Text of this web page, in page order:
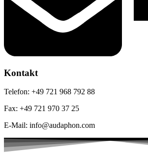
Kontakt
Telefon: +49 721 968 792 88
Fax: +49 721 970 37 25
E-Mail: info@audaphon.com